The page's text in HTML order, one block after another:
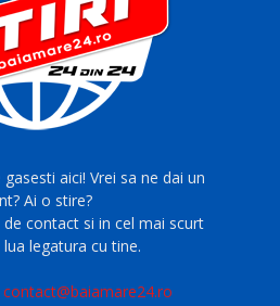
aici! Vrei sa ne dai un
Ai o stire?
de contact si in cel mai scurt
legatura cu tine.
contact@baiamare24.ro